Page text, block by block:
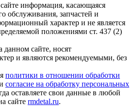
информация, касающаяся
обслуживания, запчастей и
характер и не является
положениями ст. 437 (2)
сайте, носят
и являются рекомендуемыми, без
политики в отношении обработки
согласие на обработку персональных
оставляете свои данные в любой
сайте rmdetal.ru.